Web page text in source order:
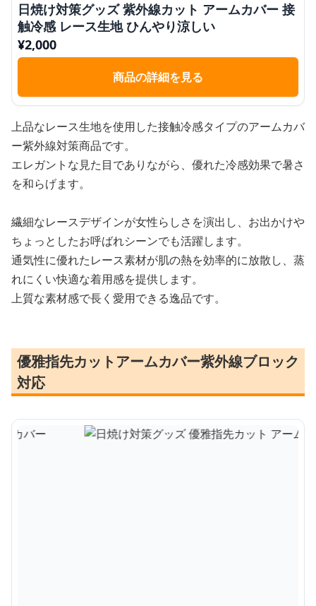
日焼け対策グッズ 紫外線カット アームカバー 接
触冷感 レース生地 ひんやり涼しい
¥2,000
商品の詳細を見る
上品なレース生地を使用した接触冷感タイプのアームカバ
ー紫外線対策商品です。
エレガントな見た目でありながら、優れた冷感効果で暑さ
を和らげます。
繊細なレースデザインが女性らしさを演出し、お出かけや
ちょっとしたお呼ばれシーンでも活躍します。
通気性に優れたレース素材が肌の熱を効率的に放散し、蒸
れにくい快適な着用感を提供します。
上質な素材感で長く愛用できる逸品です。
優雅指先カットアームカバー紫外線ブロック
対応